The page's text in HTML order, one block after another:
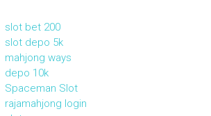
slot bet 200
slot depo 5k
mahjong ways
depo 10k
Spaceman Slot
rajamahjong login